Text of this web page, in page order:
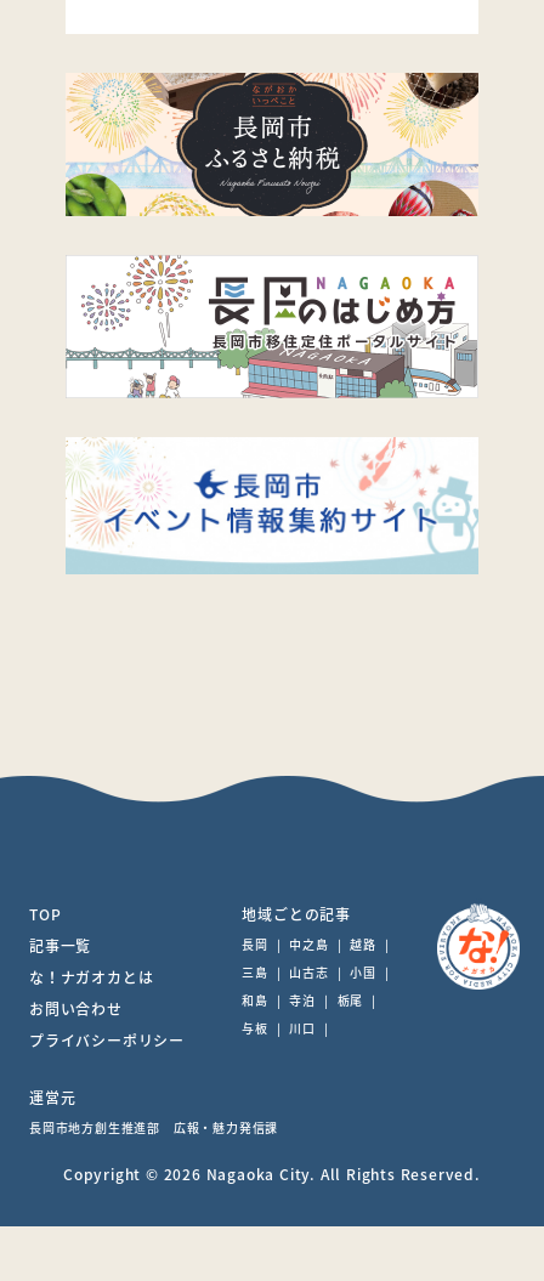
TOP
記事一覧
な！ナガオカとは
お問い合わせ
プライバシーポリシー
地域ごとの記事
長岡 | 中之島 | 越路 |
三島 | 山古志 | 小国
|
和島 | 寺泊 | 栃尾
|
与板 | 川口 |
運営元
長岡市地方創生推進部 広報・魅力発信課
Copyright © 2026 Nagaoka City. All Rights Reserved.